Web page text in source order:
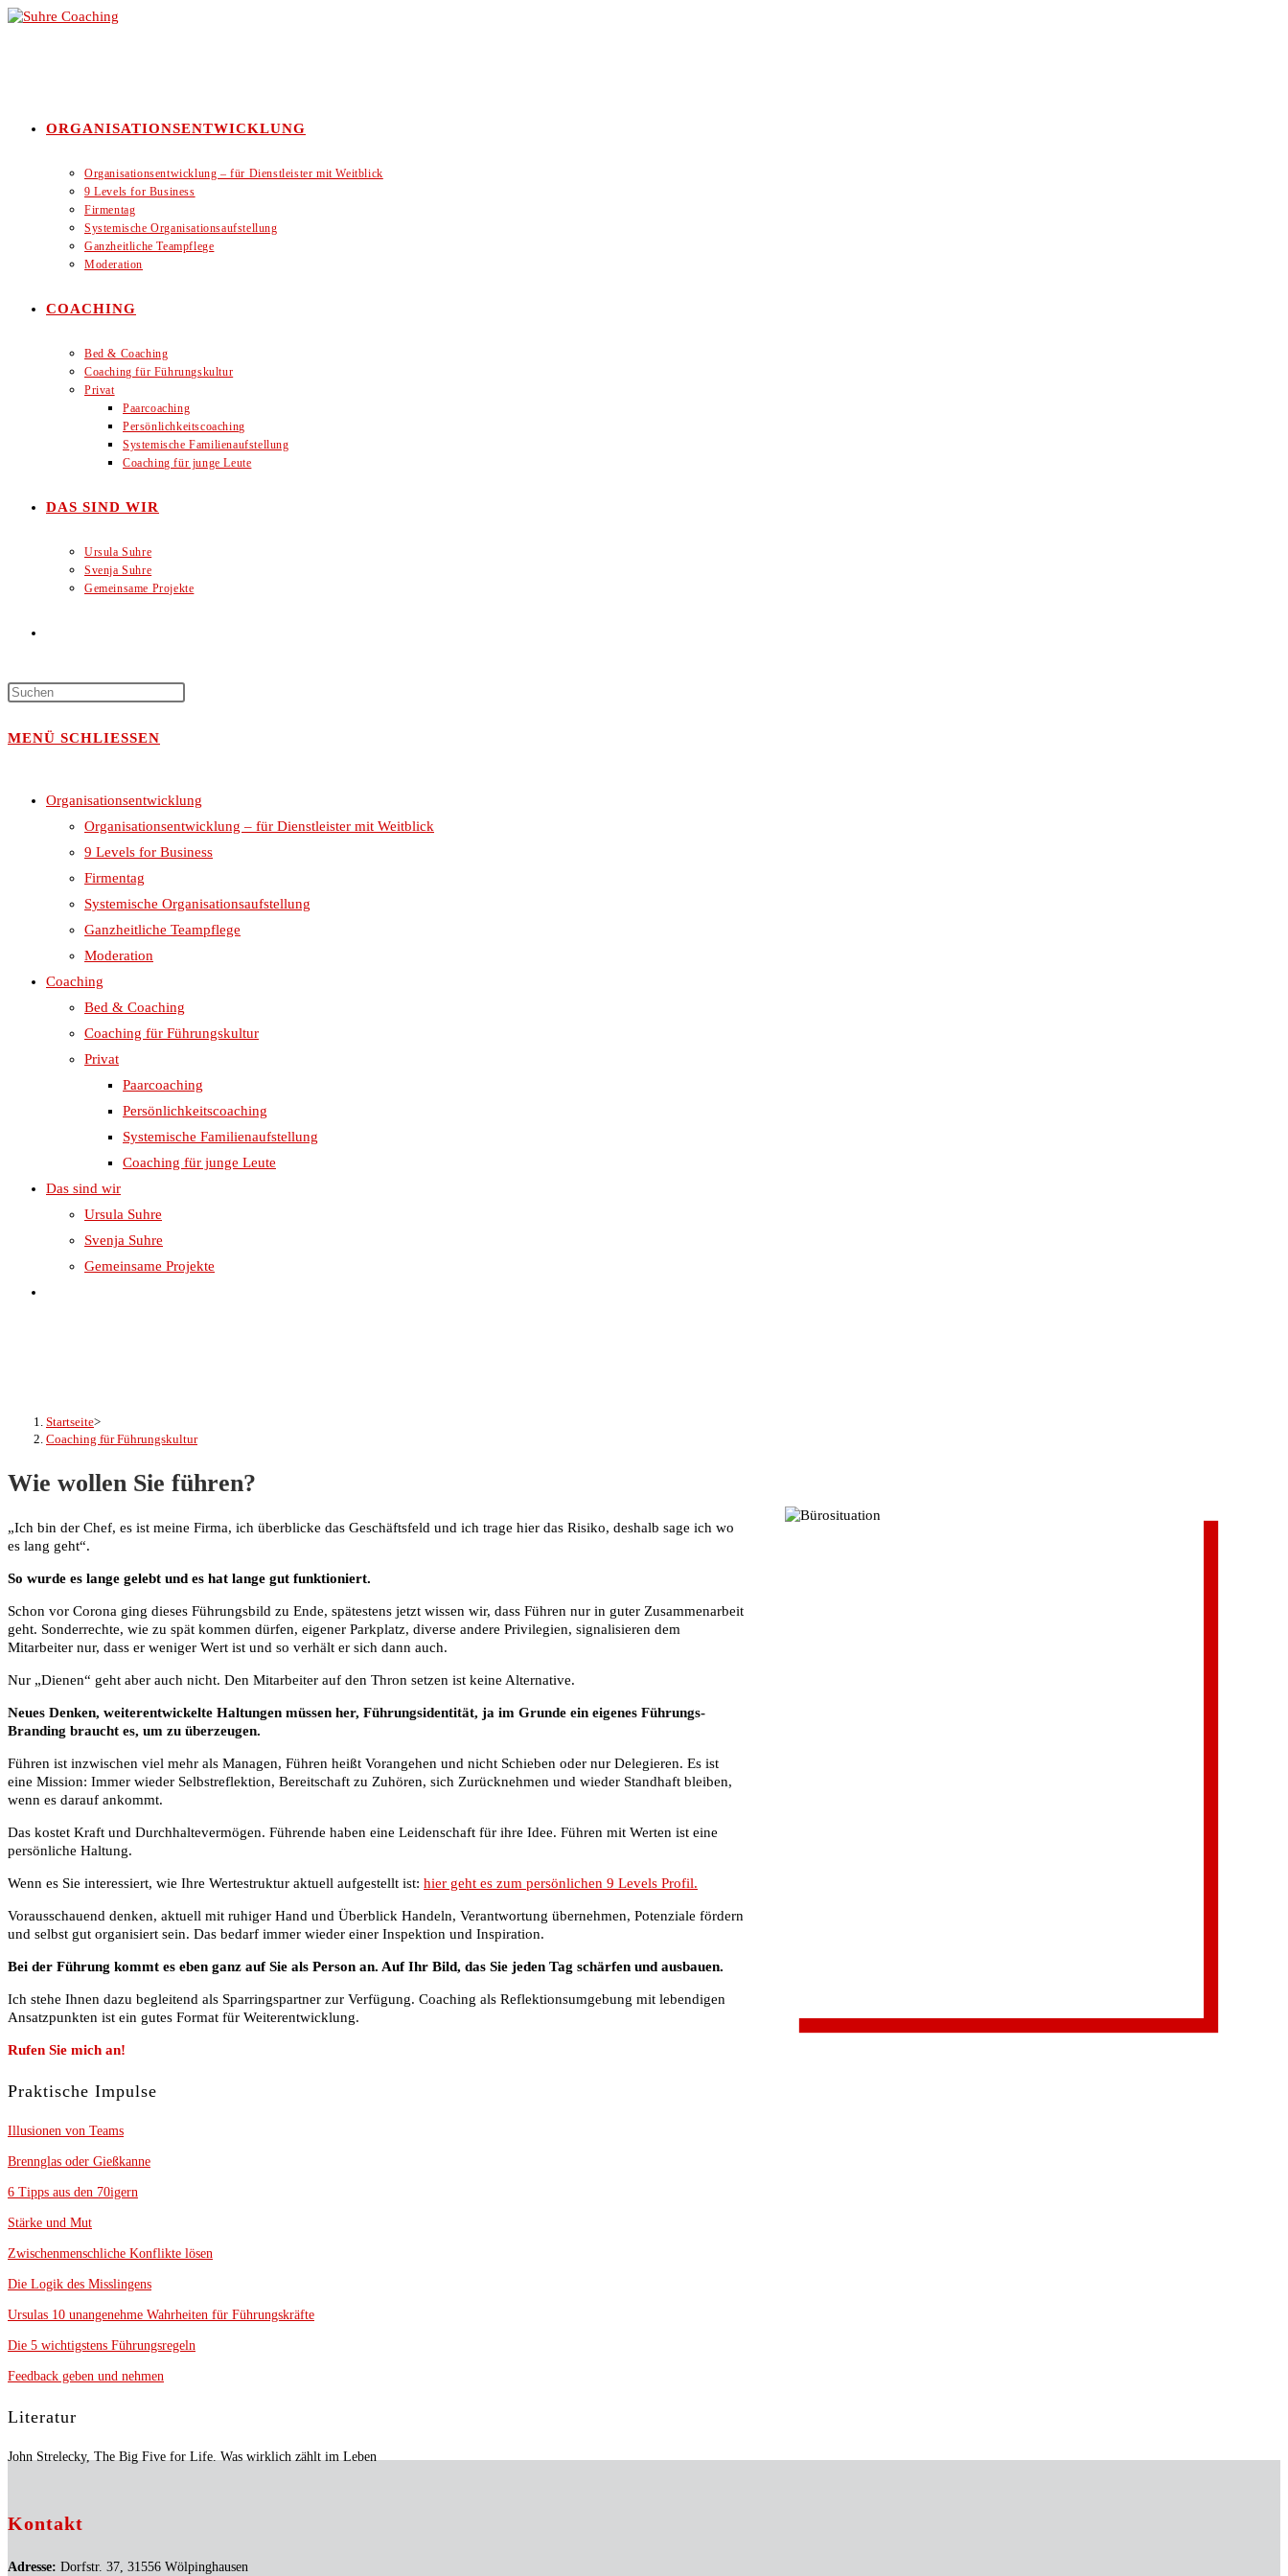
Zum
ORGANISATIONSENTWICKLUNG
Organisationsentwicklung – für Dienstleister mit Weitblick
9 Levels for Business
Firmentag
Systemische Organisationsaufstellung
Ganzheitliche Teampflege
Moderation
COACHING
Bed & Coaching
Coaching für Führungskultur
Privat
Paarcoaching
Persönlichkeitscoaching
Systemische Familienaufstellung
Coaching für junge Leute
DAS SIND WIR
Ursula Suhre
Svenja Suhre
Gemeinsame Projekte
SUCHE
MENÜ SCHLIESSEN
Organisationsentwicklung
Organisationsentwicklung – für Dienstleister mit Weitblick
9 Levels for Business
Firmentag
Systemische Organisationsaufstellung
Ganzheitliche Teampflege
Moderation
Coaching
Bed & Coaching
Coaching für Führungskultur
Privat
Paarcoaching
Persönlichkeitscoaching
Systemische Familienaufstellung
Coaching für junge Leute
Das sind wir
Ursula Suhre
Svenja Suhre
Gemeinsame Projekte
Startseite>
Coaching für Führungskultur
Wie wollen Sie führen?
„Ich bin der Chef, es ist meine Firma, ich überblicke das Geschäftsfeld und ich trage hier das Risiko, deshalb sage ich wo
es lang geht“.
So wurde es lange gelebt und es hat lange gut funktioniert.
Schon vor Corona ging dieses Führungsbild zu Ende, spätestens jetzt wissen wir, dass Führen nur in guter Zusammenarbeit
geht. Sonderrechte, wie zu spät kommen dürfen, eigener Parkplatz, diverse andere Privilegien, signalisieren dem
Mitarbeiter nur, dass er weniger Wert ist und so verhält er sich dann auch.
Nur „Dienen“ geht aber auch nicht. Den Mitarbeiter auf den Thron setzen ist keine Alternative.
Neues Denken, weiterentwickelte Haltungen müssen her, Führungsidentität, ja im Grunde ein eigenes Führungs-
Branding braucht es, um zu überzeugen.
Führen ist inzwischen viel mehr als Managen, Führen heißt Vorangehen und nicht Schieben oder nur Delegieren. Es ist
eine Mission: Immer wieder Selbstreflektion, Bereitschaft zu Zuhören, sich Zurücknehmen und wieder Standhaft bleiben,
wenn es darauf ankommt.
Das kostet Kraft und Durchhaltevermögen. Führende haben eine Leidenschaft für ihre Idee. Führen mit Werten ist eine
persönliche Haltung.
Wenn es Sie interessiert, wie Ihre Wertestruktur aktuell aufgestellt ist: hier geht es zum persönlichen 9 Levels Profil.
Vorausschauend denken, aktuell mit ruhiger Hand und Überblick Handeln, Verantwortung übernehmen, Potenziale fördern
und selbst gut organisiert sein. Das bedarf immer wieder einer Inspektion und Inspiration.
Bei der Führung kommt es eben ganz auf Sie als Person an. Auf Ihr Bild, das Sie jeden Tag schärfen und ausbauen.
Ich stehe Ihnen dazu begleitend als Sparringspartner zur Verfügung. Coaching als Reflektionsumgebung mit lebendigen
Ansatzpunkten ist ein gutes Format für Weiterentwicklung.
Rufen Sie mich an!
Praktische Impulse
Illusionen von Teams
Brennglas oder Gießkanne
6 Tipps aus den 70igern
Stärke und Mut
Zwischenmenschliche Konflikte lösen
Die Logik des Misslingens
Ursulas 10 unangenehme Wahrheiten für Führungskräfte
Die 5 wichtigstens Führungsregeln
Feedback geben und nehmen
Literatur
John Strelecky, The Big Five for Life. Was wirklich zählt im Leben
Kontakt
Adresse: Dorfstr. 37, 31556 Wölpinghausen